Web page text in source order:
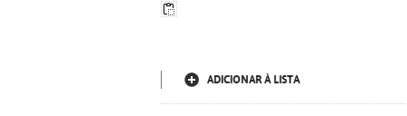
ADICIONAR À LISTA